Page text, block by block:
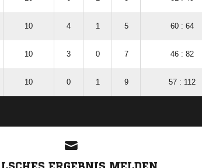
10 4 1 5 60 : 64
10 3 0 7 46 : 82
10 0 1 9 57 : 112
ERGEBNIS MELDEN